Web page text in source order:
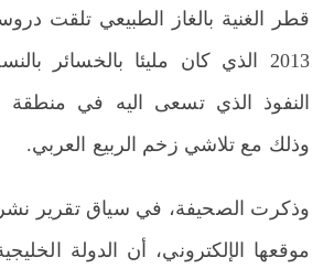
قطر الغنية بالغاز الطبيعي تلقت
2013 الذي كان مليئا بالخسائر
النفوذ الذي تسعى اليه في منطقة
وذلك مع تلاشي زخم الربيع العربي.
وذكرت الصحيفة، في سياق تقرير
موقعها الإلكتروني، أن الدولة